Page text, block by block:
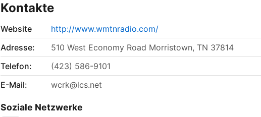
Kontakte
Website
http://www.wmtnradio.com/
Adresse:
510 West Economy Road Morristown, TN 37814
Telefon:
(423) 586-9101
E-Mail:
wcrk@lcs.net
Soziale Netzwerke